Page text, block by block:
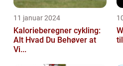
11 januar 2024
Kalorieberegner cykling:
Alt Hvad Du Behøver at
Vi...